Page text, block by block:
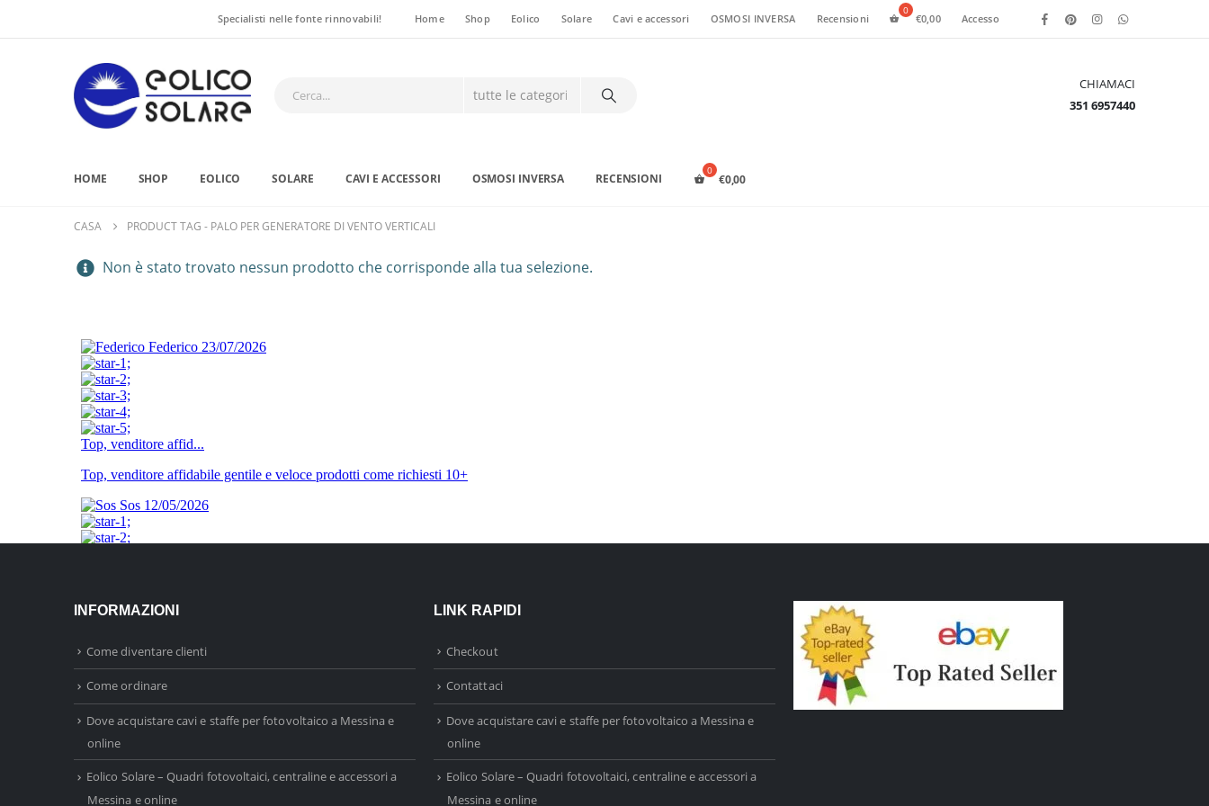
Specialisti nelle fonte rinnovabili! Home Shop Eolico Solare Cavi e accessori OSMOSI INVERSA Recensioni €0,00 Accesso
CHIAMACI
351 6957440
HOME SHOP EOLICO SOLARE CAVI E ACCESSORI OSMOSI INVERSA RECENSIONI €0,00
CASA PRODUCT TAG - PALO PER GENERATORE DI VENTO VERTICALI
Non è stato trovato nessun prodotto che corrisponde alla tua selezione.
INFORMAZIONI
Come diventare clienti
Come ordinare
Dove acquistare cavi e staffe per fotovoltaico a Messina e
online
Eolico Solare – Quadri fotovoltaici, centraline e accessori a
Messina e online
LINK RAPIDI
Checkout
Contattaci
Dove acquistare cavi e staffe per fotovoltaico a Messina e
online
Eolico Solare – Quadri fotovoltaici, centraline e accessori a
Messina e online